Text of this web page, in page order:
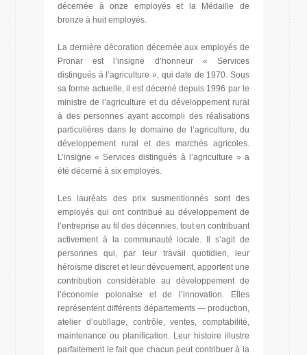
décernée à onze employés et la Médaille de
bronze à huit employés.
La dernière décoration décernée aux employés de
Pronar est l’insigne d’honneur « Services
distingués à l’agriculture », qui date de 1970. Sous
sa forme actuelle, il est décerné depuis 1996 par le
ministre de l’agriculture et du développement rural
à des personnes ayant accompli des réalisations
particulières dans le domaine de l’agriculture, du
développement rural et des marchés agricoles.
L’insigne « Services distingués à l’agriculture » a
été décerné à six employés.
Les lauréats des prix susmentionnés sont des
employés qui ont contribué au développement de
l’entreprise au fil des décennies, tout en contribuant
activement à la communauté locale. Il s’agit de
personnes qui, par leur travail quotidien, leur
héroïsme discret et leur dévouement, apportent une
contribution considérable au développement de
l’économie polonaise et de l’innovation. Elles
représentent différents départements — production,
atelier d’outillage, contrôle, ventes, comptabilité,
maintenance ou planification. Leur histoire illustre
parfaitement le fait que chacun peut contribuer à la